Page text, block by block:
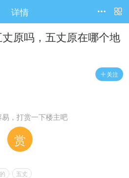
详情 

原吗，五丈原在哪个地
 关注
，打赏一下楼主吧
赏
五丈